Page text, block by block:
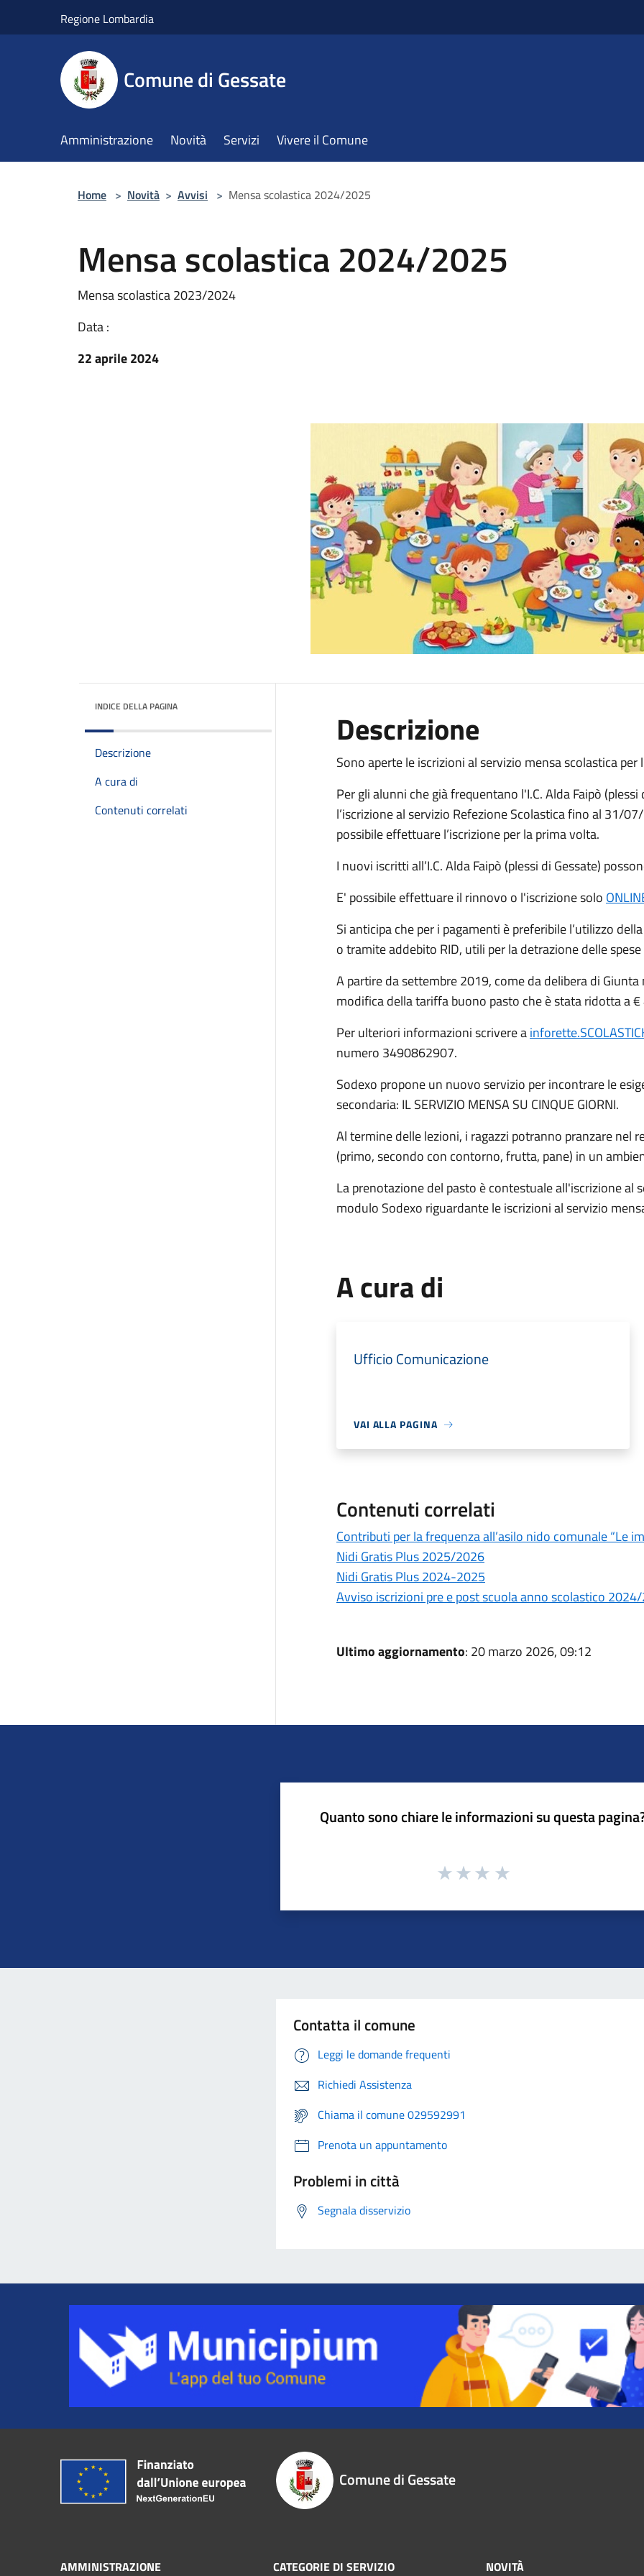
Regione Lombardia
Comune di Gessate
Amministrazione Novità Servizi Vivere il Comune
Home > Novità > Avvisi > Mensa scolastica 2024/2025
Mensa scolastica 2024/2025
Mensa scolastica 2023/2024
Data :
22 aprile 2024
INDICE DELLA PAGINA
Descrizione
A cura di
Contenuti correlati
Descrizione
Sono aperte le iscrizioni al servizio mensa scolastica per
Per gli alunni che già frequentano l'I.C. Alda Faipò
l’iscrizione al servizio Refezione Scolastica fino al 31/
possibile effettuare l’iscrizione per la prima volta.
I nuovi iscritti all’I.C. Alda Faipò (plessi di Gessate)
E' possibile effettuare il rinnovo o l'iscrizione solo
Si anticipa che per i pagamenti è preferibile l’utilizzo
o tramite addebito RID, utili per la detrazione delle
A partire da settembre 2019, come da delibera di
modifica della tariffa buono pasto che è stata ridotta a €
Per ulteriori informazioni scrivere a
numero 3490862907.
Sodexo propone un nuovo servizio per incontrare le
secondaria: IL SERVIZIO MENSA SU CINQUE GIORNI.
Al termine delle lezioni, i ragazzi potranno pranzare nel
(primo, secondo con contorno, frutta, pane) in un
La prenotazione del pasto è contestuale all'iscrizione al
modulo Sodexo riguardante le iscrizioni al servizio
A cura di
Ufficio Comunicazione
VAI ALLA PAGINA
Contenuti correlati
Contributi per la frequenza all’asilo nido comunale “Le
Nidi Gratis Plus 2025/2026
Nidi Gratis Plus 2024-2025
Avviso iscrizioni pre e post scuola anno scolastico
Ultimo aggiornamento: 20 marzo 2026, 09:12
Quanto sono chiare le informazioni su questa
Contatta il comune
Leggi le domande frequenti
Richiedi Assistenza
Chiama il comune 029592991
Prenota un appuntamento
Problemi in città
Segnala disservizio
Comune di Gessate
AMMINISTRAZIONE CATEGORIE DI SERVIZIO NOVITÀ